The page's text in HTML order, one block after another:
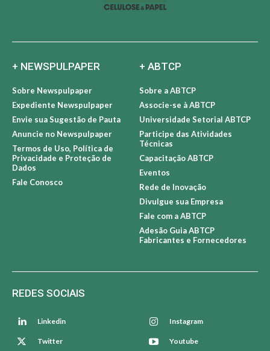
+ NEWSPULPAPER
Sobre Newspulpaper
Expediente Newspulpaper
Envie sua Sugestão de Pauta
Anuncie no Newspulpaper
Termos de Uso, Política de
Privacidade e Proteção de
Dados
Fale Conosco
+ ABTCP
Sobre a ABTCP
Associe-se à ABTCP
Universidade Setorial ABTCP
Participe das Atividades
Técnicas
Capacitação ABTCP
Eventos
Rede de Inovação
Divulgue sua Empresa
Fale com a ABTCP
Adesão Guia ABTCP
Fabricantes e Fornecedores
REDES SOCIAIS
Linkedin Instagram
Twitter Youtube